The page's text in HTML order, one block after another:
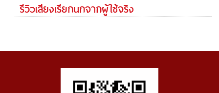
รีวิวเสียงเรียกนกจากผู้ใช้จริง